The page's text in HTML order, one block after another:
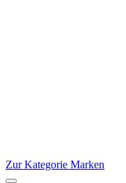
Zur Kategorie Marken